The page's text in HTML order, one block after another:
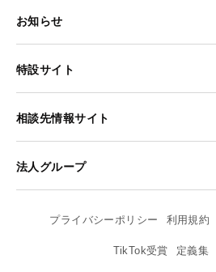
お知らせ
特設サイト
相談先情報サイト
法人グループ
プライバシーポリシー 利用規約
TikTok受賞 定義集